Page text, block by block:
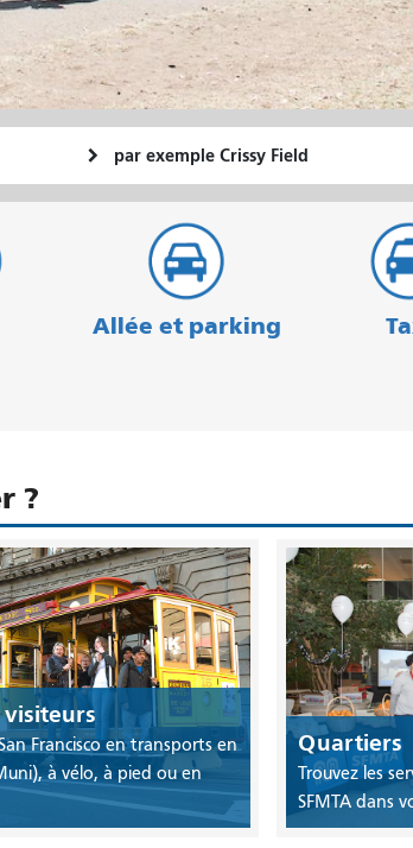
final
Comment
je
voyager
Allée et parking
?
visiteurs
Francisco en transports en
à vélo, à pied ou en
Quartiers
Trouvez les
SFMTA dans